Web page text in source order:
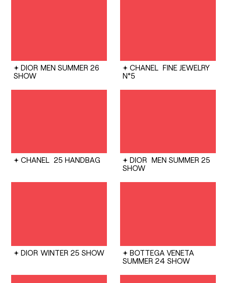
DIOR MEN SUMMER 26
SHOW
CHANEL FINE JEWELRY
N°5
CHANEL 25 HANDBAG DIOR MEN SUMMER 25
SHOW
DIOR WINTER 25 SHOW
BOTTEGA VENETA
SUMMER 24 SHOW